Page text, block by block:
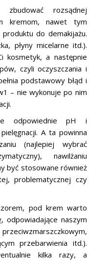
zbudować rozsądnej
kremom, nawet tym
do demakijażu.
płyny micelarne itd.).
kosmetyk, a następnie
czyli oczyszczania i
podstawowy błąd i
– nie wykonuje po nim
odpowiednie pH i
A ta powinna
(najlepiej wybrać
nawilżaniu
być stosowane również
problematycznej czy
pod krem warto
, odpowiadające naszym
przebarwienia itd.).
kilka razy, a